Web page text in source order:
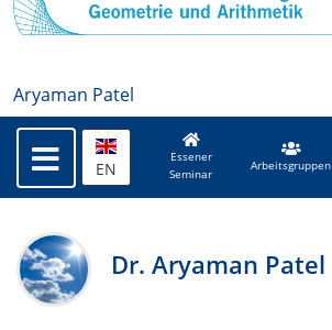
Aryaman Patel
EN
Essener
Seminar
Arbeitsgruppen
Dr. Aryaman Patel